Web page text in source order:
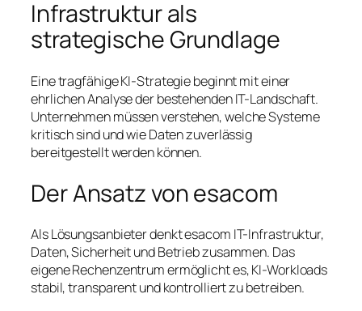
Infrastruktur als
strategische Grundlage
Eine tragfähige KI-Strategie beginnt mit einer
ehrlichen Analyse der bestehenden IT-Landschaft.
Unternehmen müssen verstehen, welche Systeme
kritisch sind und wie Daten zuverlässig
bereitgestellt werden können.
Der Ansatz von esacom
Als Lösungsanbieter denkt esacom IT-Infrastruktur,
Daten, Sicherheit und Betrieb zusammen. Das
eigene Rechenzentrum ermöglicht es, KI-Workloads
stabil, transparent und kontrolliert zu betreiben.